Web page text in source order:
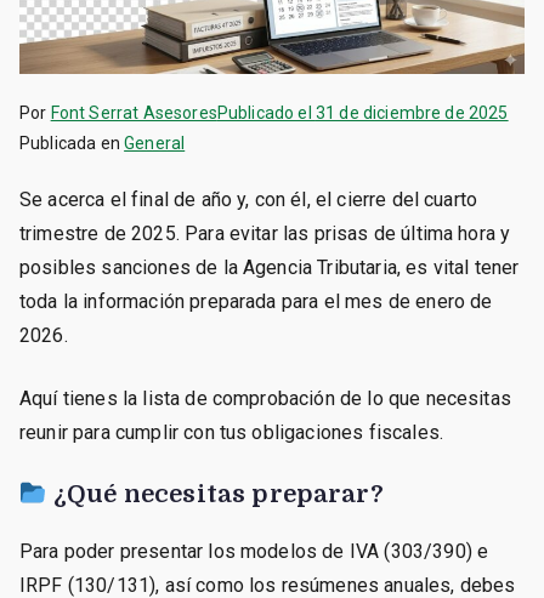
Por Font Serrat AsesoresPublicado el 31 de diciembre de 2025
Publicada enGeneral
Se acerca el final de año y, con él, el cierre del cuarto
trimestre de 2025. Para evitar las prisas de última hora y
posibles sanciones de la Agencia Tributaria, es vital tener
toda la información preparada para el mes de enero de
2026.
Aquí tienes la lista de comprobación de lo que necesitas
reunir para cumplir con tus obligaciones fiscales.
¿Qué necesitas preparar?
Para poder presentar los modelos de IVA (303/390) e
IRPF (130/131), así como los resúmenes anuales, debes